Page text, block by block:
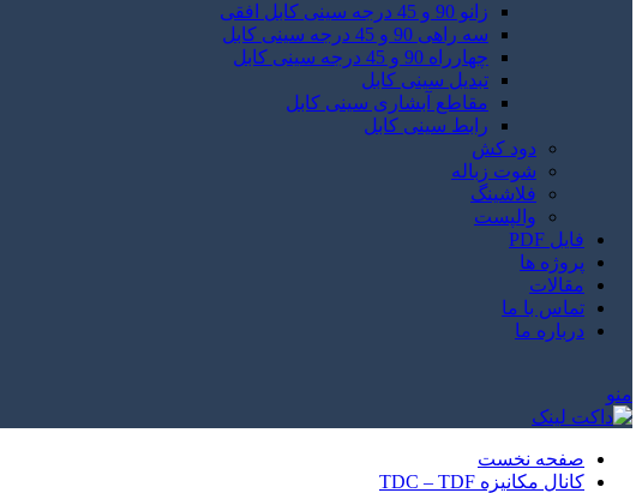
زانو 90 و 45 درجه سینی کابل افقی
سه راهی 90 و 45 درجه سینی کابل
چهارراه 90 و 45 درجه سینی کابل
تبدیل سینی کابل
مقاطع آبشاری سینی کابل
رابط سینی کابل
دود کش
شوت زباله
فلاشینگ
والپست
فایل PDF
پروژه ها
مقالات
تماس با ما
درباره ما
منو
صفحه نخست
کانال مکانیزه TDC – TDF